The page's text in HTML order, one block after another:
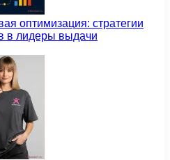
оптимизация: стратегии
в лидеры выдачи